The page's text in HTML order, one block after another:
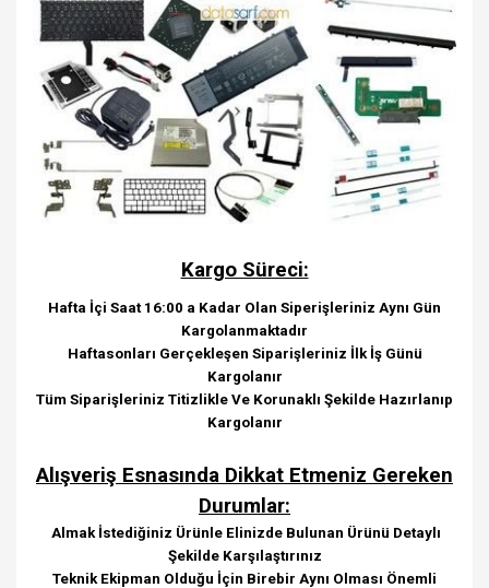
Kargo Süreci:
Hafta İçi Saat 16:00 a Kadar Olan Siperişleriniz Aynı Gün
Kargolanmaktadır
Haftasonları Gerçekleşen Siparişleriniz İlk İş Günü
Kargolanır
Tüm Siparişleriniz Titizlikle Ve Korunaklı Şekilde Hazırlanıp
Kargolanır
Alışveriş Esnasında Dikkat Etmeniz Gereken
Durumlar:
Almak İstediğiniz Ürünle Elinizde Bulunan Ürünü Detaylı
Şekilde Karşılaştırınız
Teknik Ekipman Olduğu İçin Birebir Aynı Olması Önemli